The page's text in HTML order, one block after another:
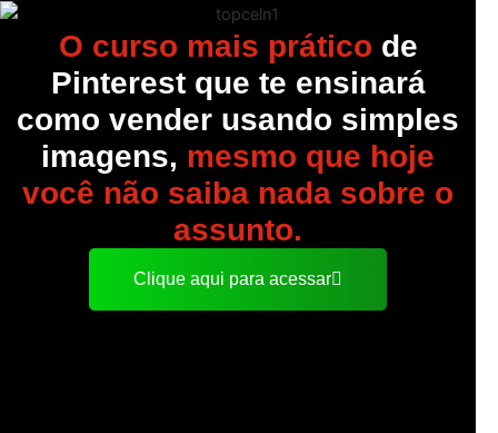
O curso mais prático de
Pinterest que te ensinará
como vender usando simples
imagens, mesmo que hoje
você não saiba nada sobre o
assunto.
Clique aqui para acessar